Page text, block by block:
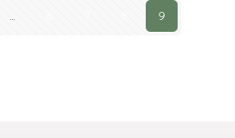
… 9